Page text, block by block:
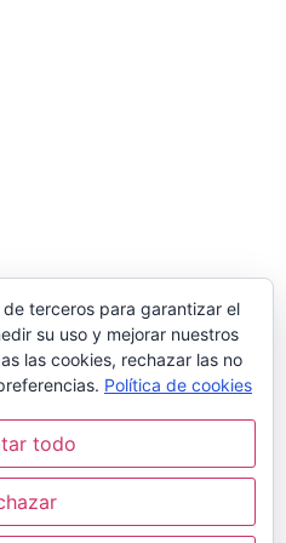
al dia de nuestros
Up
terceros para garantizar el
su uso y mejorar nuestros
las cookies, rechazar las no
Política de cookies
todo